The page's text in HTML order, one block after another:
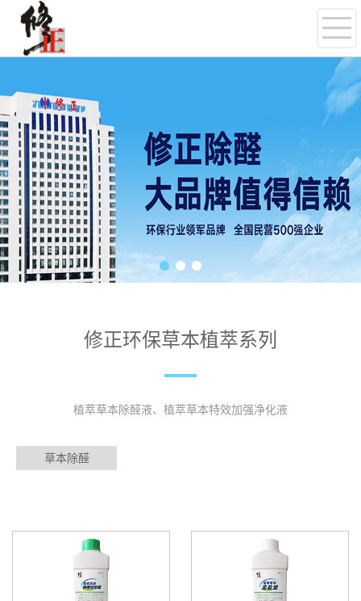
修正环保草本植萃系列
植萃草本除醛液、植萃草本特效加强净化液
草本除醛